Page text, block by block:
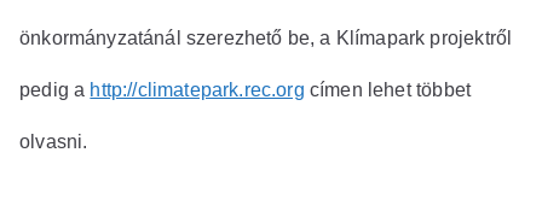
önkormányzatánál szerezhető be, a Klímapark projektről
pedig a http://climatepark.rec.org címen lehet többet
olvasni.